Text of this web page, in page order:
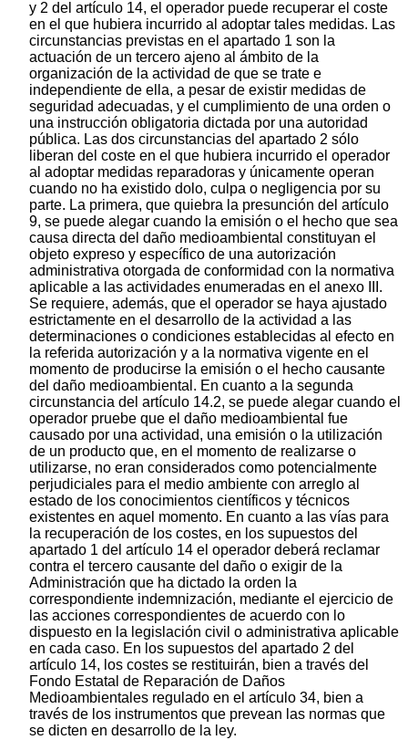
y 2 del artículo 14, el operador puede recuperar el coste
en el que hubiera incurrido al adoptar tales medidas. Las
circunstancias previstas en el apartado 1 son la
actuación de un tercero ajeno al ámbito de la
organización de la actividad de que se trate e
independiente de ella, a pesar de existir medidas de
seguridad adecuadas, y el cumplimiento de una orden o
una instrucción obligatoria dictada por una autoridad
pública. Las dos circunstancias del apartado 2 sólo
liberan del coste en el que hubiera incurrido el operador
al adoptar medidas reparadoras y únicamente operan
cuando no ha existido dolo, culpa o negligencia por su
parte. La primera, que quiebra la presunción del artículo
9, se puede alegar cuando la emisión o el hecho que sea
causa directa del daño medioambiental constituyan el
objeto expreso y específico de una autorización
administrativa otorgada de conformidad con la normativa
aplicable a las actividades enumeradas en el anexo III.
Se requiere, además, que el operador se haya ajustado
estrictamente en el desarrollo de la actividad a las
determinaciones o condiciones establecidas al efecto en
la referida autorización y a la normativa vigente en el
momento de producirse la emisión o el hecho causante
del daño medioambiental. En cuanto a la segunda
circunstancia del artículo 14.2, se puede alegar cuando el
operador pruebe que el daño medioambiental fue
causado por una actividad, una emisión o la utilización
de un producto que, en el momento de realizarse o
utilizarse, no eran considerados como potencialmente
perjudiciales para el medio ambiente con arreglo al
estado de los conocimientos científicos y técnicos
existentes en aquel momento. En cuanto a las vías para
la recuperación de los costes, en los supuestos del
apartado 1 del artículo 14 el operador deberá reclamar
contra el tercero causante del daño o exigir de la
Administración que ha dictado la orden la
correspondiente indemnización, mediante el ejercicio de
las acciones correspondientes de acuerdo con lo
dispuesto en la legislación civil o administrativa aplicable
en cada caso. En los supuestos del apartado 2 del
artículo 14, los costes se restituirán, bien a través del
Fondo Estatal de Reparación de Daños
Medioambientales regulado en el artículo 34, bien a
través de los instrumentos que prevean las normas que
se dicten en desarrollo de la ley.